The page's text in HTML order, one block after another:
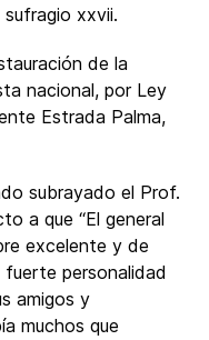
sufragio xxvii.
de la
nacional, por Ley
Estrada Palma,
subrayado el Prof.
a que “El general
excelente y de
personalidad
amigos y
muchos que